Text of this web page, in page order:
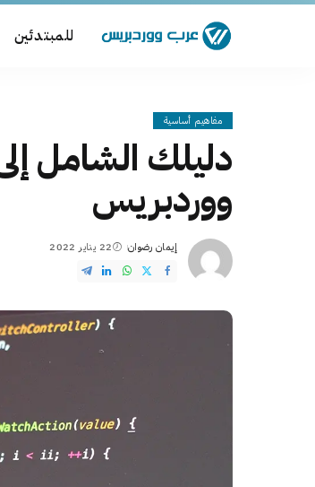
للمبتدئين
مفاهيم أساسية
ووردبريس
Posted
by
إيمان رضوان 22 يناير 2022